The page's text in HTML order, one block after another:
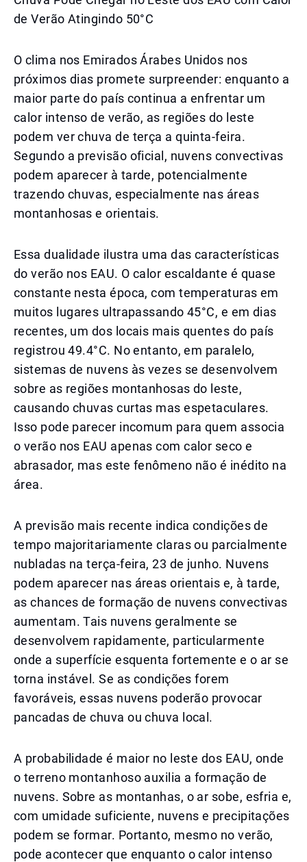
de Verão Atingindo 50°C
O clima nos Emirados Árabes Unidos nos
próximos dias promete surpreender: enquanto a
maior parte do país continua a enfrentar um
calor intenso de verão, as regiões do leste
podem ver chuva de terça a quinta-feira.
Segundo a previsão oficial, nuvens convectivas
podem aparecer à tarde, potencialmente
trazendo chuvas, especialmente nas áreas
montanhosas e orientais.
Essa dualidade ilustra uma das características
do verão nos EAU. O calor escaldante é quase
constante nesta época, com temperaturas em
muitos lugares ultrapassando 45°C, e em dias
recentes, um dos locais mais quentes do país
registrou 49.4°C. No entanto, em paralelo,
sistemas de nuvens às vezes se desenvolvem
sobre as regiões montanhosas do leste,
causando chuvas curtas mas espetaculares.
Isso pode parecer incomum para quem associa
o verão nos EAU apenas com calor seco e
abrasador, mas este fenômeno não é inédito na
área.
A previsão mais recente indica condições de
tempo majoritariamente claras ou parcialmente
nubladas na terça-feira, 23 de junho. Nuvens
podem aparecer nas áreas orientais e, à tarde,
as chances de formação de nuvens convectivas
aumentam. Tais nuvens geralmente se
desenvolvem rapidamente, particularmente
onde a superfície esquenta fortemente e o ar se
torna instável. Se as condições forem
favoráveis, essas nuvens poderão provocar
pancadas de chuva ou chuva local.
A probabilidade é maior no leste dos EAU, onde
o terreno montanhoso auxilia a formação de
nuvens. Sobre as montanhas, o ar sobe, esfria e,
com umidade suficiente, nuvens e precipitações
podem se formar. Portanto, mesmo no verão,
pode acontecer que enquanto o calor intenso